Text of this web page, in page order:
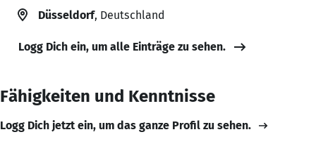
Düsseldorf, Deutschland
Logg Dich ein, um alle Einträge zu sehen.
Fähigkeiten und Kenntnisse
Logg Dich jetzt ein, um das ganze Profil zu sehen.